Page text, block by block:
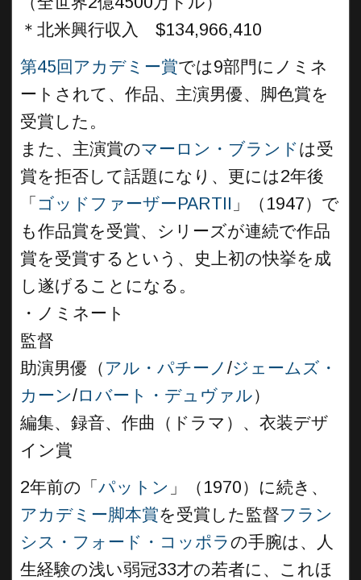
＊北米興行収入 $134,966,410
第45回アカデミー賞では9部門にノミネ
ートされて、作品、主演男優、脚色賞を
受賞した。
また、主演賞のマーロン・ブランドは受
賞を拒否して話題になり、更には2年後
「 ゴッドファーザーPARTII 」（1947）で
も作品賞を受賞、シリーズが連続で作品
賞を受賞するという、史上初の快挙を成
し遂げることになる。
・ノミネート
監督
助演男優（ アル・パチーノ /ジェームズ・
カーン/ロバート・デュヴァル）
編集、録音、作曲（ドラマ）、衣装デザ
イン賞
2年前の「 パットン 」（1970）に続き、
アカデミー脚本賞を受賞した監督フラン
シス・フォード・コッポラの手腕は、人
生経験の浅い弱冠33才の若者に、これほ